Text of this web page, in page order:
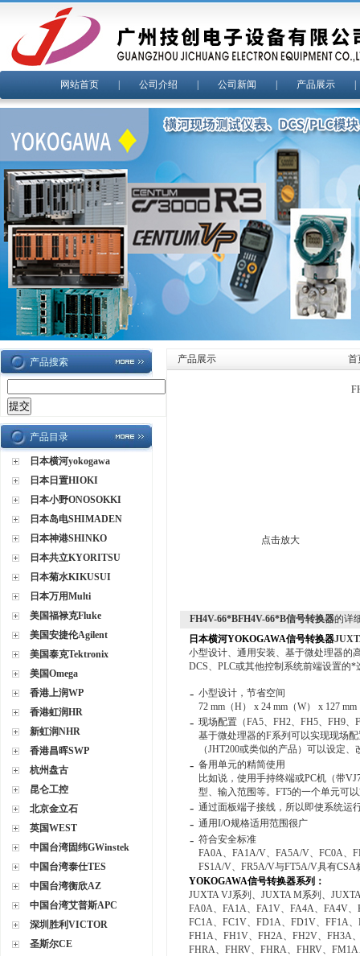
网站首页 公司介绍 公司新闻 产品展示
产品搜索
产品目录
日本横河yokogawa
日本日置HIOKI
日本小野ONOSOKKI
日本岛电SHIMADEN
日本神港SHINKO
日本共立KYORITSU
日本菊水KIKUSUI
日本万用Multi
美国福禄克Fluke
美国安捷伦Agilent
美国泰克Tektronix
美国Omega
香港上润WP
香港虹润HR
新虹润NHR
香港昌晖SWP
杭州盘古
昆仑工控
北京金立石
英国WEST
中国台湾固纬GWinstek
中国台湾泰仕TES
中国台湾衡欣AZ
中国台湾艾普斯APC
深圳胜利VICTOR
圣斯尔CE
产品展示 首
点击放大
FH4V-66*BFH4V-66*B信号转换器的详
日本横河YOKOGAWA信号转换器
小型设计、通用安装、基于微处理器的
DCS、PLC或其他控制系统前端设置的*
- 小型设计，节省空间
72 mm（H） x 24 mm（W） x 127
- 现场配置（FA5、FH2、FH5、FH9、
基于微处理器的F系列可以实现现场
（JHT200或类似的产品）可以设定
- 备用单元的精简使用
比如说，使用手持终端或PC机（带
型、输入范围等。FT5的一个单元可
- 通过面板端子接线，所以即使系统运
- 通用I/O规格适用范围很广
- 符合安全标准
FA0A、FA1A/V、FA5A/V、FC0A、
FS1A/V、FR5A/V与FT5A/V具有CSA
YOKOGAWA信号转换器系列：
JUXTA VJ系列、JUXTA M系列、
FA0A、FA1A、FA1V、FA4A、FA4V
FC1A、FC1V、FD1A、FD1V、FF1A
FH1A、FH1V、FH2A、FH2V、FH3A
FHRA、FHRV、FHRA、FHRV、